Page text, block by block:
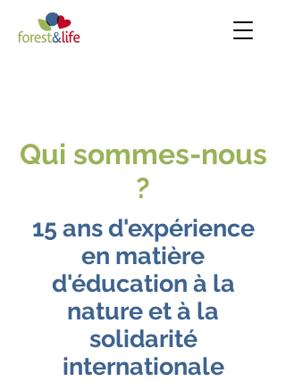
Qui sommes-nous
?
15 ans d'expérience
en matière
d'éducation à la
nature et à la
solidarité
internationale